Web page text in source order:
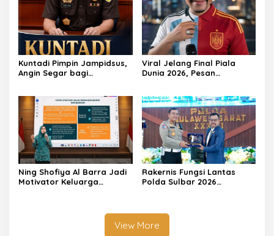
Kuntadi Pimpin Jampidsus,
Angin Segar bagi
Viral Jelang Final Piala
Dunia 2026, Pesan
Bukti Doa Satu Pihak Lebih
Dicintai Tuhan
Ning Shofiya Al Barra Jadi
Motivator Keluarga
Rakernis Fungsi Lantas
Polda Sulbar 2026
View More